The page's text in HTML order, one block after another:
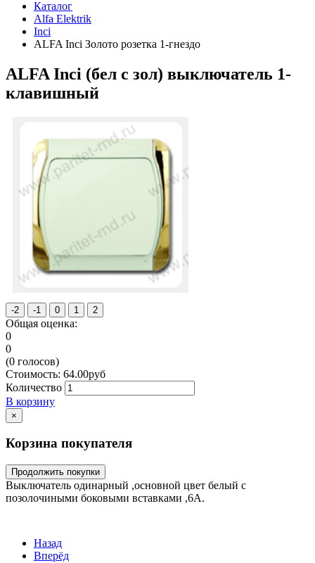
Каталог
Alfa Elektrik
Inci
ALFA Inci Золото розетка 1-гнездо
ALFA Inci (бел с зол) выключатель 1-
клавишный
Общая оценка:
0
0
(0 голосов)
Стоимость: 64.00руб
Количество
В корзину
×
Корзина покупателя
Продолжить покупки
Выключатель одинарный ,основной цвет белый с
позолочиными боковыми вставками ,6А.
Назад
Вперёд